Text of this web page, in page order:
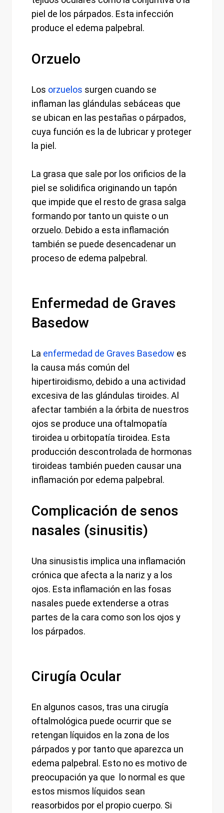
piel de los párpados. Esta infección
produce el edema palpebral.
Orzuelo
Los orzuelos surgen cuando se
inflaman las glándulas sebáceas que
se ubican en las pestañas o párpados,
cuya función es la de lubricar y proteger
la piel.
La grasa que sale por los orificios de la
piel se solidifica originando un tapón
que impide que el resto de grasa salga
formando por tanto un quiste o un
orzuelo. Debido a esta inflamación
también se puede desencadenar un
proceso de edema palpebral.
Enfermedad de Graves
Basedow
La enfermedad de Graves Basedow es
la causa más común del
hipertiroidismo, debido a una actividad
excesiva de las glándulas tiroides. Al
afectar también a la órbita de nuestros
ojos se produce una oftalmopatía
tiroidea u orbitopatía tiroidea. Esta
producción descontrolada de hormonas
tiroideas también pueden causar una
inflamación por edema palpebral.
Complicación de senos
nasales (sinusitis)
Una sinusistis implica una inflamación
crónica que afecta a la nariz y a los
ojos. Esta inflamación en las fosas
nasales puede extenderse a otras
partes de la cara como son los ojos y
los párpados.
Cirugía Ocular
En algunos casos, tras una cirugía
oftalmológica puede ocurrir que se
retengan líquidos en la zona de los
párpados y por tanto que aparezca un
edema palpebral. Esto no es motivo de
preocupación ya que lo normal es que
estos mismos líquidos sean
reasorbidos por el propio cuerpo. Si